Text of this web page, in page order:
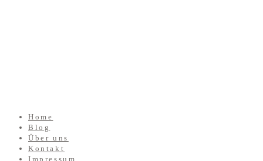
Home
Blog
Über uns
Kontakt
Impressum